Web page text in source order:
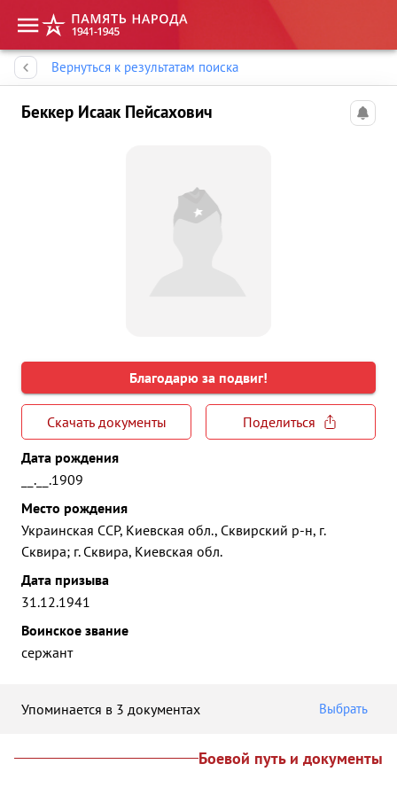
Вернуться к результатам поиска
Беккер Исаак Пейсахович
Благодарю за подвиг!
Скачать документы
Поделиться
Дата рождения
__.__.1909
Место рождения
Украинская ССР, Киевская обл., Сквирский р-н, г.
Сквира; г. Сквира, Киевская обл.
Дата призыва
31.12.1941
Воинское звание
сержант
Упоминается в 3 документах Выбрать
Боевой путь и документы
Память народа